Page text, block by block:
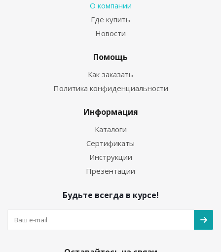
О компании
Где купить
Новости
Помощь
Как заказать
Политика конфиденциальности
Информация
Каталоги
Сертификаты
Инструкции
Презентации
Будьте всегда в курсе!